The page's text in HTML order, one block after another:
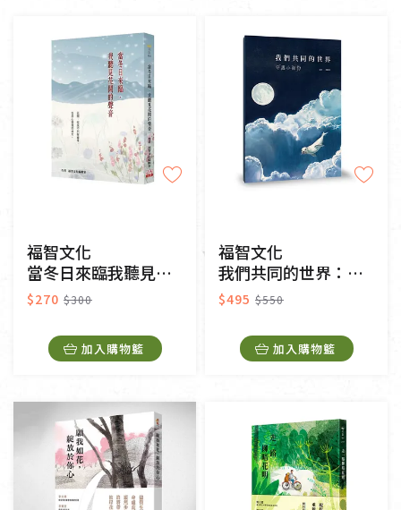
福智文化
當冬日來臨我聽見花開的聲音
$270 $300
加入購物籃
福智文化
我們共同的世界：守護小海豹
$495 $550
加入購物籃